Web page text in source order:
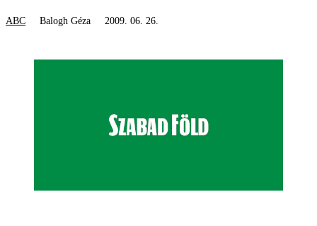
ABC Balogh Géza 2009. 06. 26.